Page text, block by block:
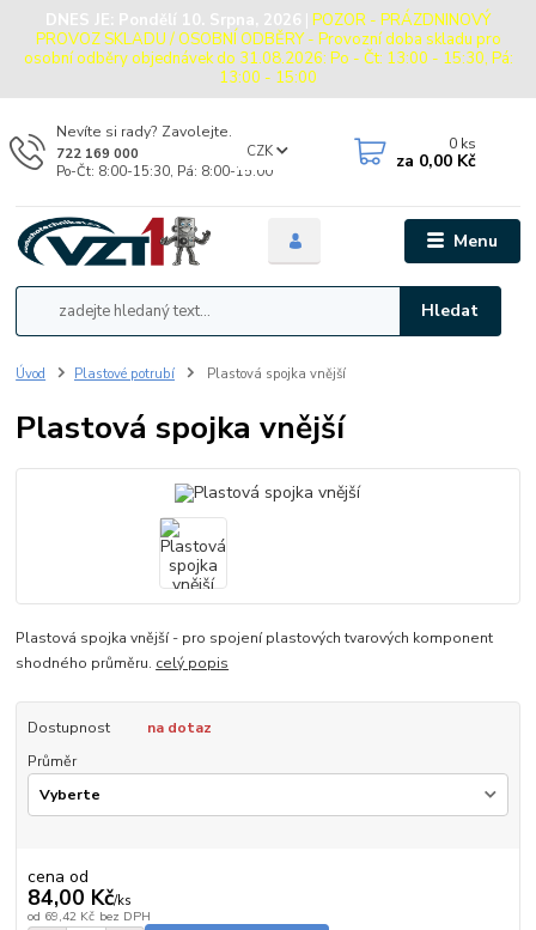
DNES JE: Pondělí 10. Srpna, 2026 | POZOR - PRÁZDNINOVÝ
PROVOZ SKLADU / OSOBNÍ ODBĚRY - Provozní doba skladu pro
osobní odběry objednávek do 31.08.2026: Po - Čt: 13:00 - 15:30, Pá:
13:00 - 15:00
Menu
CZK
Hledat
Nevíte si rady? Zavolejte.
722 169 000
Po-Čt: 8:00-15:30, Pá: 8:00-15:00
0 ks
za 0,00 Kč
Úvod Plastové potrubí Plastová spojka vnější
Plastová spojka vnější
Plastová spojka vnější - pro spojení plastových tvarových komponent
shodného průměru. celý popis
Dostupnost
na dotaz
Průměr
cena od
84,00 Kč/ks
od 69,42 Kč bez DPH